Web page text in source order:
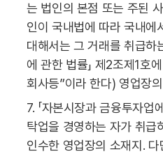
는 법인의 본점 또는 주된
인이 국내법에 따라 국내에
대해서는 그 거래를 취급하
에 관한 법률」 제2조제1호
회사등”이라 한다) 영업장
7. 「자본시장과 금융투자업
탁업을 경영하는 자가 취급
인수한 영업장의 소재지.